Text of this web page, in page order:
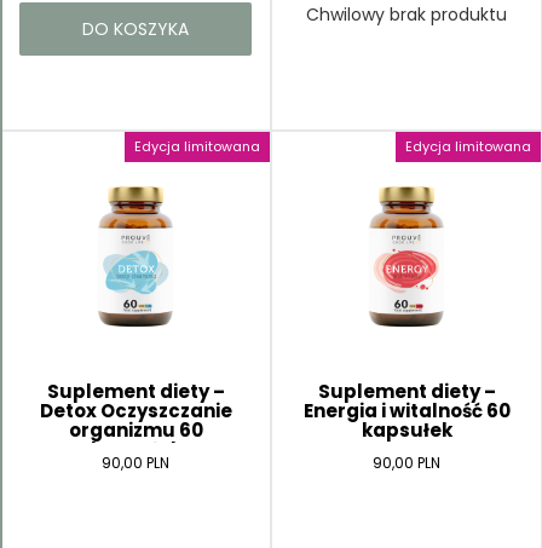
DO KOSZYKA
Chwilowy brak produktu
Edycja limitowana
Suplement diety –
Detox Oczyszczanie
organizmu 60
kapsułek
90,00 PLN
Edycja limitowana
Suplement diety –
Energia i witalność 60
kapsułek
90,00 PLN